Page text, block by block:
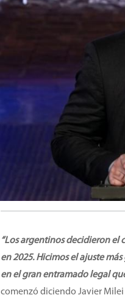
“Los argentinos decidieron el
en 2025. Hicimos el ajuste
en el gran entramado legal
comenzó diciendo Javier